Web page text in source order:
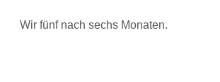
Wir fünf nach sechs Monaten.